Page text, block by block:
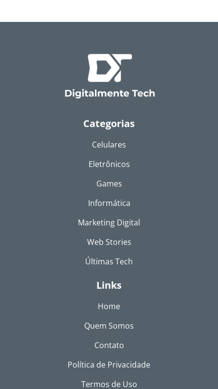
Categorias
Celulares
Eletrônicos
Games
Informática
Marketing Digital
Web Stories
Últimas Tech
Links
Home
Quem Somos
Contato
Política de Privacidade
Termos de Uso